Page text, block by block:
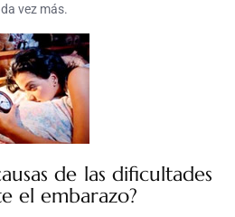
vez más.
de las dificultades
el embarazo?